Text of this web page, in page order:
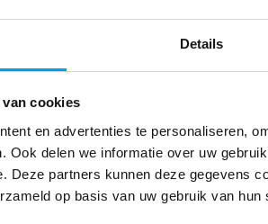
Details
cookies
en advertenties te personaliseren,
Ook delen we informatie over uw
Deze partners kunnen deze gegevens
op basis van uw gebruik van hun